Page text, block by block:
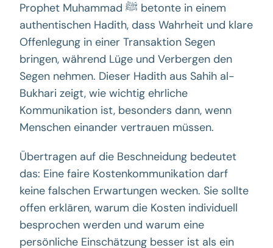
Prophet Muhammad ﷺ betonte in einem
authentischen Hadith, dass Wahrheit und klare
Offenlegung in einer Transaktion Segen
bringen, während Lüge und Verbergen den
Segen nehmen. Dieser Hadith aus Sahih al-
Bukhari zeigt, wie wichtig ehrliche
Kommunikation ist, besonders dann, wenn
Menschen einander vertrauen müssen.
Übertragen auf die Beschneidung bedeutet
das: Eine faire Kostenkommunikation darf
keine falschen Erwartungen wecken. Sie sollte
offen erklären, warum die Kosten individuell
besprochen werden und warum eine
persönliche Einschätzung besser ist als ein